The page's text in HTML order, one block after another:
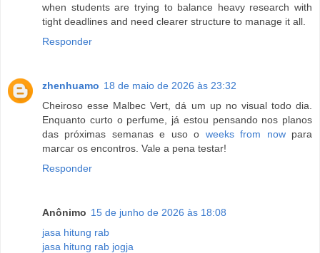
when students are trying to balance heavy research with
tight deadlines and need clearer structure to manage it all.
Responder
zhenhuamo 18 de maio de 2026 às 23:32
Cheiroso esse Malbec Vert, dá um up no visual todo dia.
Enquanto curto o perfume, já estou pensando nos planos
das próximas semanas e uso o weeks from nowpara
marcar os encontros. Vale a pena testar!
Responder
Anônimo 15 de junho de 2026 às 18:08
jasa hitung rab
jasa hitung rab jogja